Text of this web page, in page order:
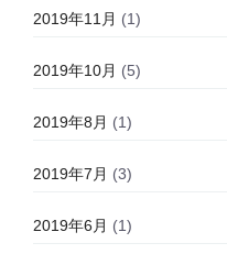
2019年11月 (1)
2019年10月 (5)
2019年8月 (1)
2019年7月 (3)
2019年6月 (1)